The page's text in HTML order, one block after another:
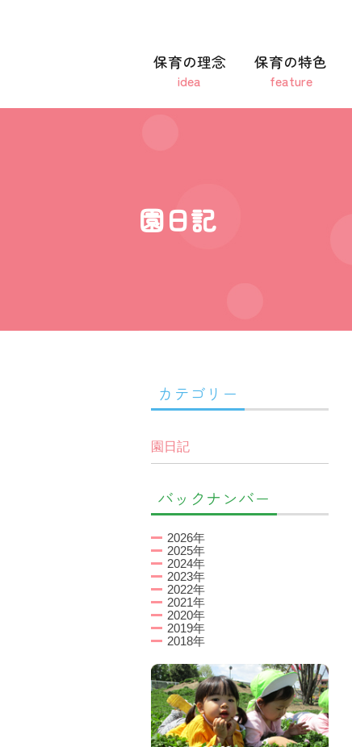
保育の理念
idea
保育の特色
feature
園日記
カテゴリー
園日記
バックナンバー
2026年
2025年
2024年
2023年
2022年
2021年
2020年
2019年
2018年